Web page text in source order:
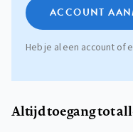
ACCOUNT
Heb je al een account of
Altijd toegang tot